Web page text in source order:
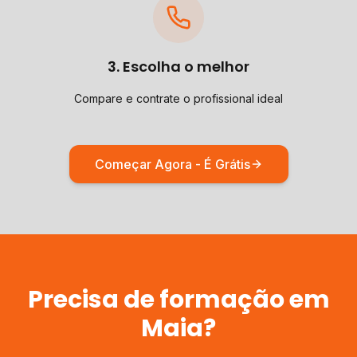
3. Escolha o melhor
Compare e contrate o profissional ideal
Começar Agora - É Grátis
Precisa deformaçãoem
Maia?